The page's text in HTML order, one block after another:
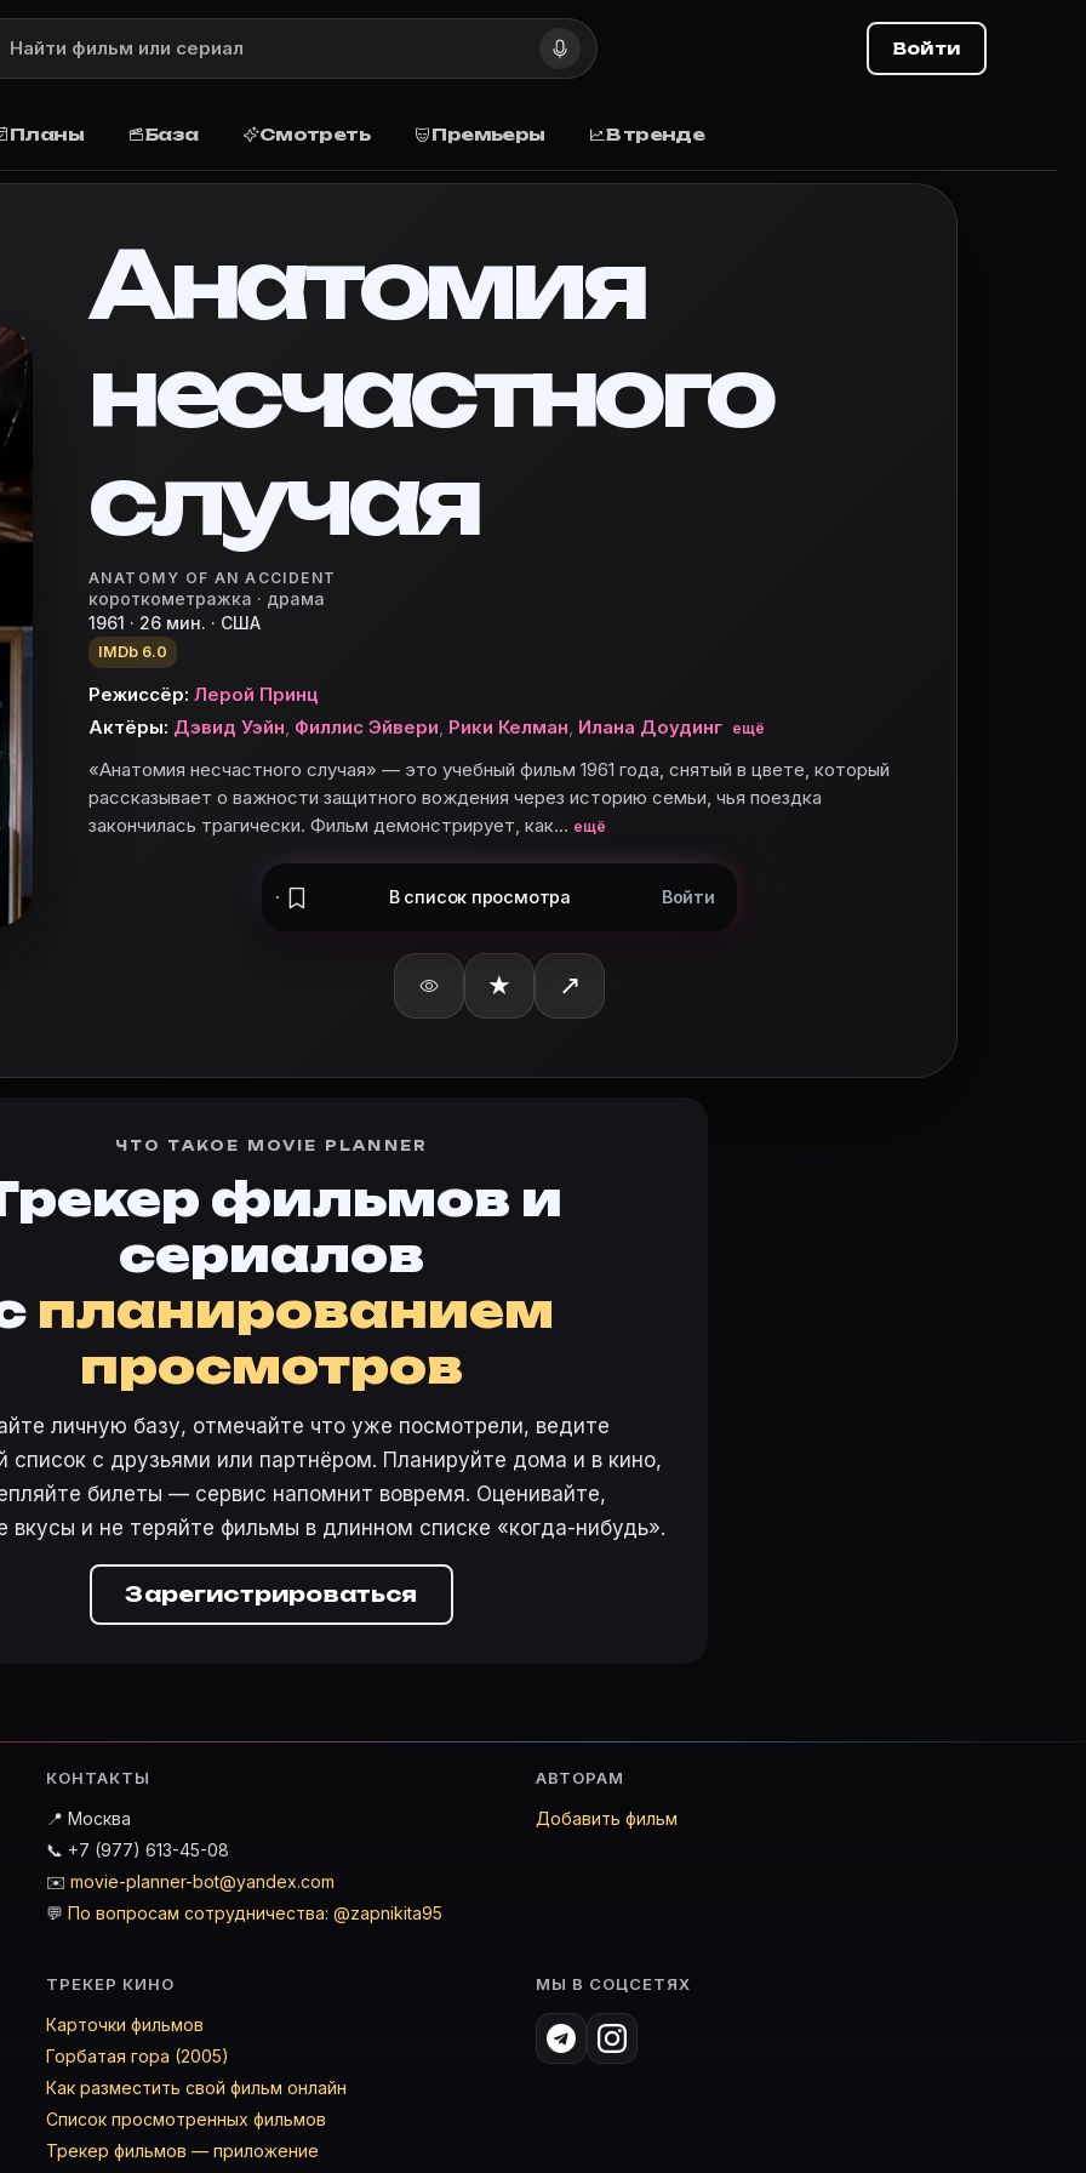
— описание, рейтинг, актёры и роли, дата выхода
— описание сюжета, рейтинг, жанр, актёры и роли, дата выхода, отзывы.
описание и сюжет
года, снятый в цвете, который рассказывает о важности защитного вождения через историю
Planner
в базу, запланируйте просмотр дома или в кино, поставьте оценку и делитесь списком с друзьями.
Movie Planner — кино-планировщик
случая»
«Анатомия несчастного случая» в базу и поставьте оценку.
случая»
года, снятый в цвете, который рассказывает о важности защитного вождения через историю
— на карточке Movie Planner.
в Movie Planner?
описание, жанры, актёры и добавление в свой список. План просмотра и напоминания — в кабинете и
случая (1961)» снялись: Дэвид Уэйн, Филлис Эйвери, Рики Келман, Ilana Dowding, Ирен Тедроу.
фильмов?
Planner, нажмите «Добавить в базу» или войдите в кабинет на movie-planner.ru.
Премьеры·Карточки фильмов
Фильм 447301
в свою базу.
Войти
Планы База Смотреть Премьеры В тренде
Анатомия
несчастного
случая
ANATOMY OF AN ACCIDENT
короткометражка · драма
1961 · 26 мин. · США
IMDb 6.0
Режиссёр: Лерой Принц
Актёры: Дэвид Уэйн Филлис Эйвери Рики Келман Илана Доудинг ещё
«Анатомия несчастного случая» — это учебный фильм 1961 года, снятый в цвете, который
рассказывает о важности защитного вождения через историю семьи, чья поездка
закончилась трагически. Фильм демонстрирует, как… ещё
В список просмотра Войти
★ ↗
ЧТО ТАКОЕ MOVIE PLANNER
фильмов и
сериалов
планированием
просмотров
личную базу, отмечайте что уже посмотрели, ведите
список с друзьями или партнёром. Планируйте дома и в кино,
билеты — сервис напомнит вовремя. Оценивайте,
вкусы и не теряйте фильмы в длинном списке «когда-нибудь».
Зарегистрироваться
КОНТАКТЫ
📍 Москва
📞 +7 (977) 613-45-08
✉️ movie-planner-bot@yandex.com
💬 По вопросам сотрудничества: @zapnikita95
АВТОРАМ
Добавить фильм
ТРЕКЕР КИНО
Карточки фильмов
Горбатая гора (2005)
Как разместить свой фильм онлайн
Список просмотренных фильмов
Трекер фильмов — приложение
МЫ В СОЦСЕТЯХ